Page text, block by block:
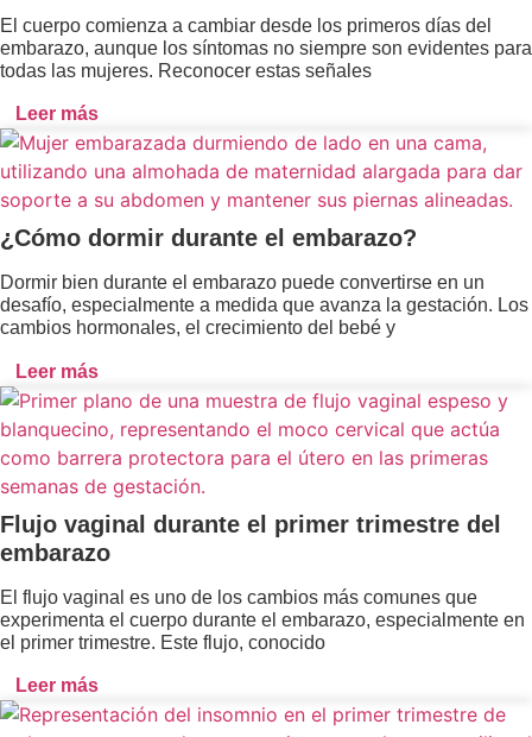
El cuerpo comienza a cambiar desde los primeros días del
embarazo, aunque los síntomas no siempre son evidentes para
todas las mujeres. Reconocer estas señales
Leer más
¿Cómo dormir durante el embarazo?
Dormir bien durante el embarazo puede convertirse en un
desafío, especialmente a medida que avanza la gestación. Los
cambios hormonales, el crecimiento del bebé y
Leer más
Flujo vaginal durante el primer trimestre del
embarazo
El flujo vaginal es uno de los cambios más comunes que
experimenta el cuerpo durante el embarazo, especialmente en
el primer trimestre. Este flujo, conocido
Leer más